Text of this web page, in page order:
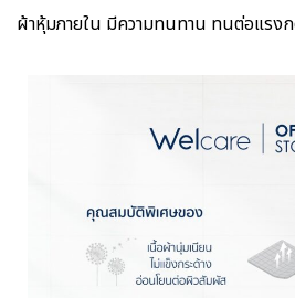
ผ้าหุ้มภายใน มีความทนทาน ทนต่อแรงก